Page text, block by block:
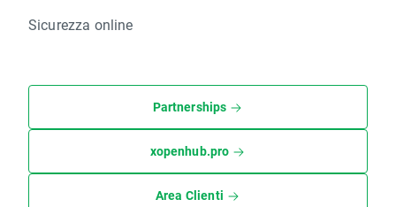
Sicurezza online
Partnerships
xopenhub.pro
Area Clienti